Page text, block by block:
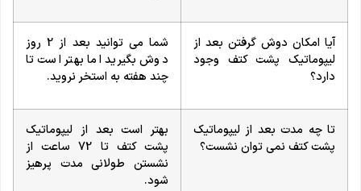
آیا امکان دوش گرفتن بعد از
لیپوماتیک پشت کتف وجود
دارد؟
شما می توانید بعد از 2 روز
دوش بگیرید اما بهتر است تا
چند هفته به استخر نروید.
تا چه مدت بعد از لیپوماتیک
پشت کتف نمی توان نشست؟
بهتر است بعد از لیپوماتیک
پشت کتف تا 72 ساعت از
نشستن طولانی مدت پرهیز
شود.